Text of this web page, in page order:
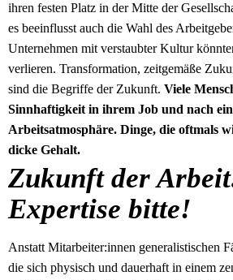
ihren festen Platz in der Mitte der
es beeinflusst auch die Wahl des
Unternehmen mit verstaubter Kultur
verlieren. Transformation, zeitgemäße
sind die Begriffe der Zukunft. Viele
Sinnhaftigkeit in ihrem Job und nach
Arbeitsatmosphäre. Dinge, die oftmals
dicke Gehalt.
Zukunft der
Expertise bitte!
Anstatt Mitarbeiter:innen generalistischen
die sich physisch und dauerhaft in einem